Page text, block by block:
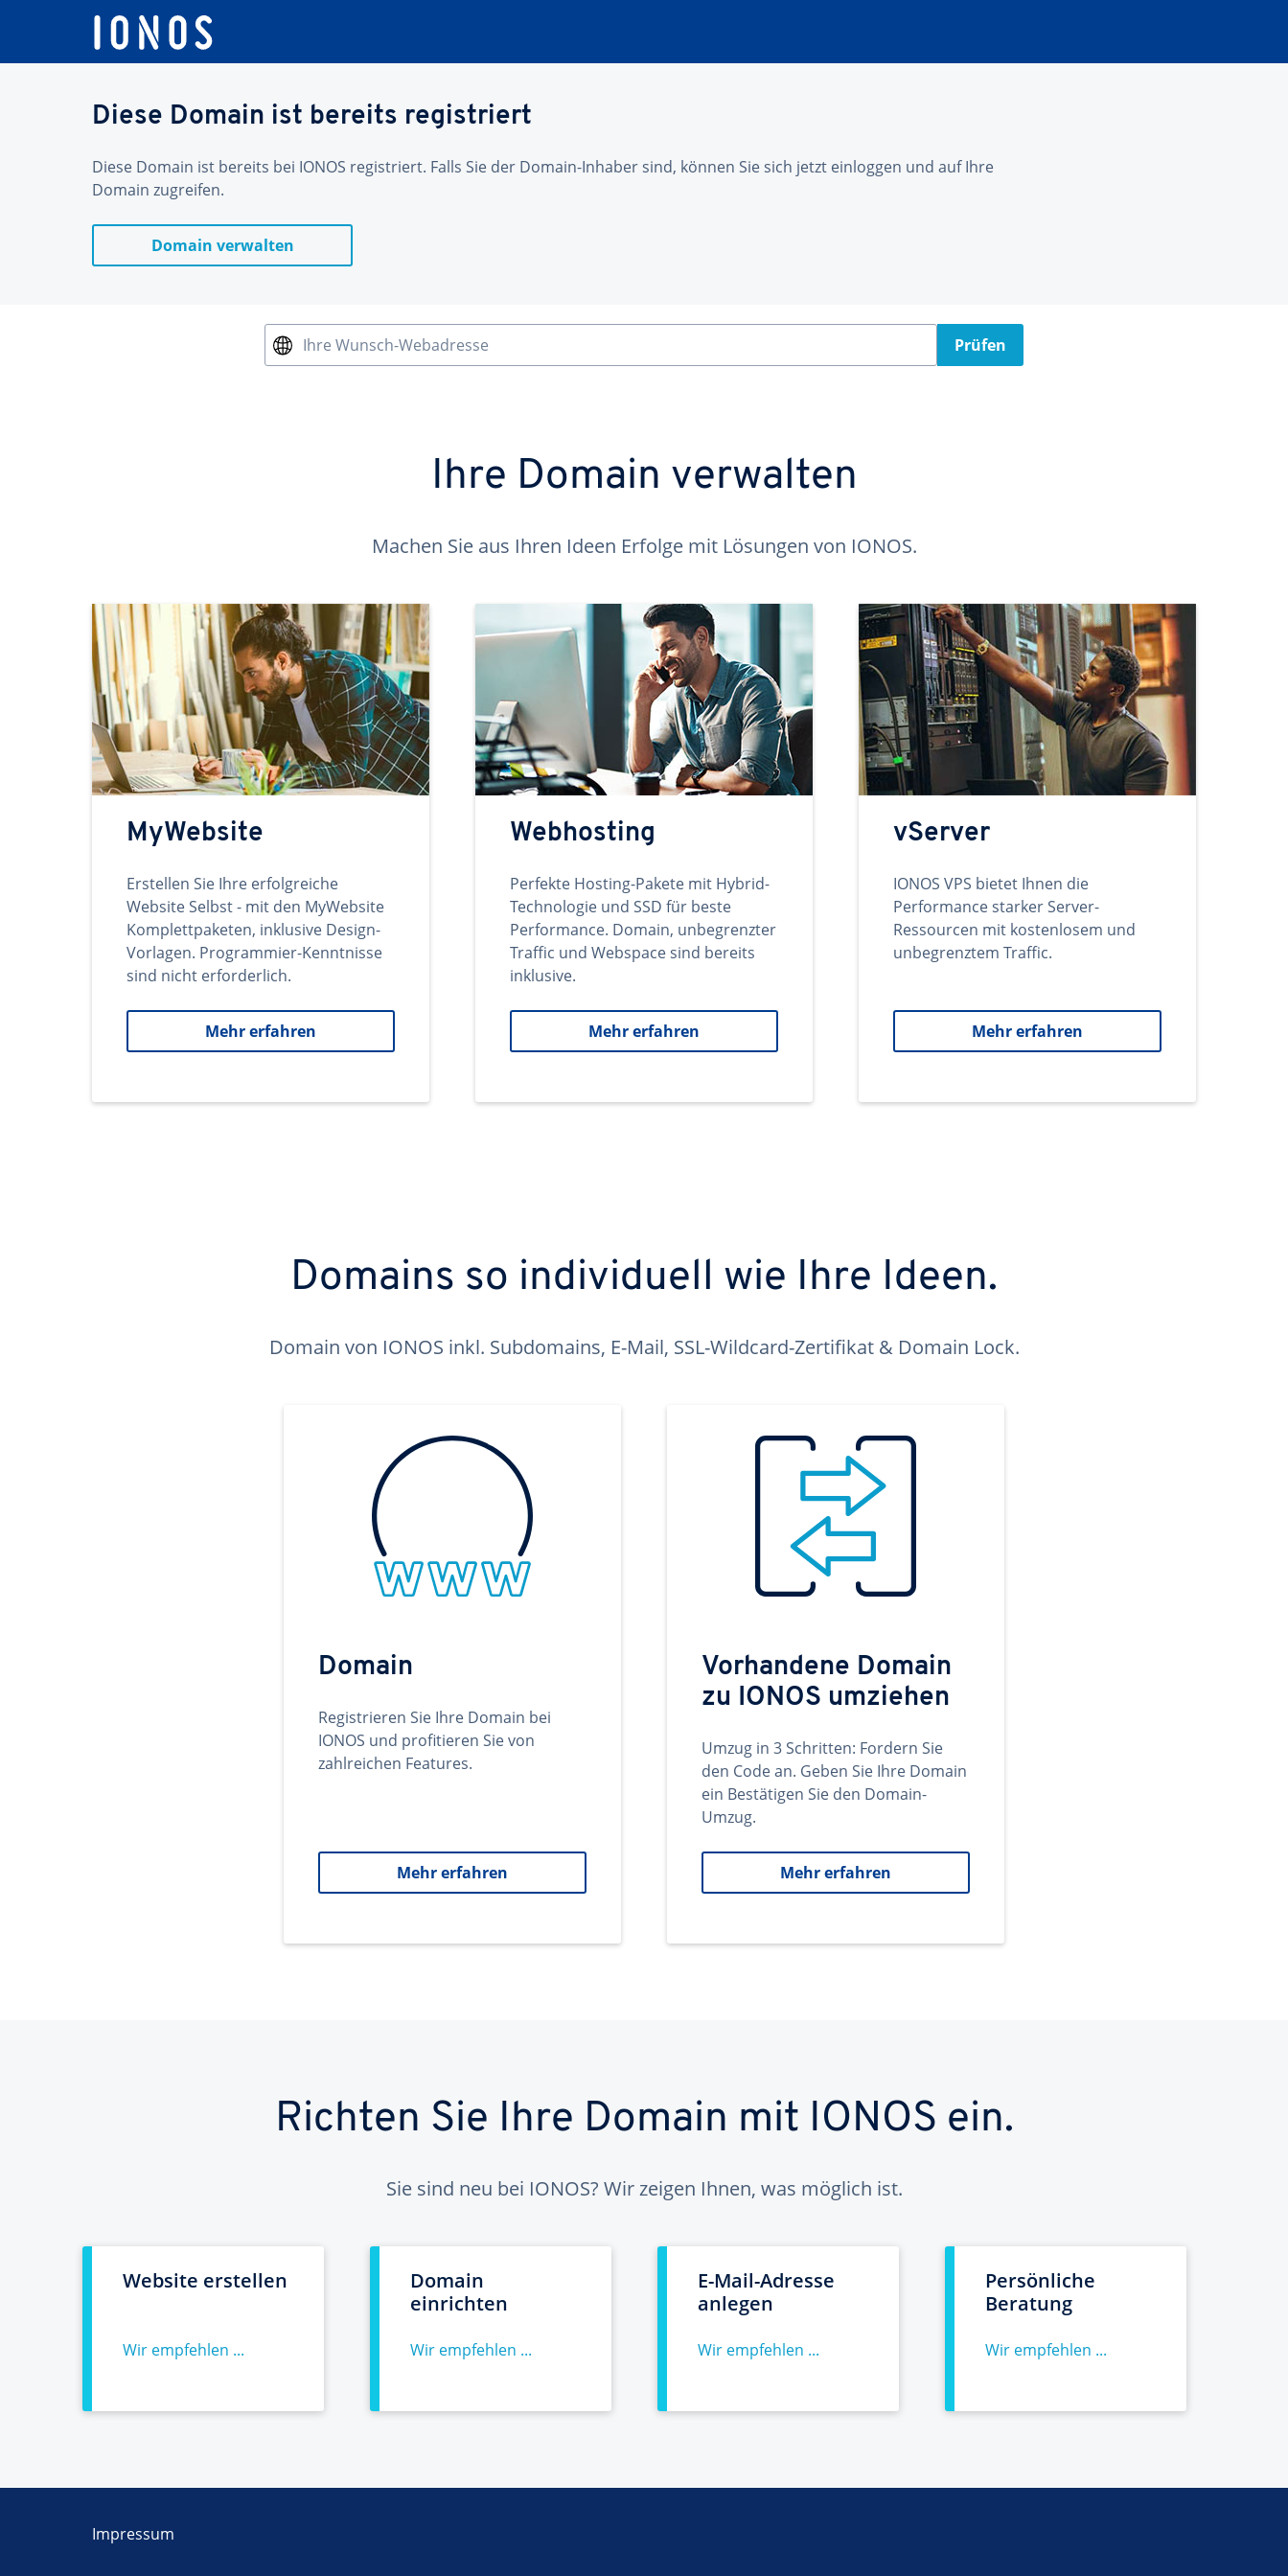
Diese Domain ist bereits registriert
Diese Domain ist bereits bei IONOS registriert. Falls Sie der Domain-Inhaber sind, können Sie sich jetzt einloggen und auf Ihre
Domain zugreifen.
Domain verwalten
Ihre Wunsch-Webadresse Prüfen
Ihre Domain verwalten
Machen Sie aus Ihren Ideen Erfolge mit Lösungen von IONOS.
MyWebsite
Erstellen Sie Ihre erfolgreiche
Website Selbst - mit den MyWebsite
Komplettpaketen, inklusive Design-
Vorlagen. Programmier-Kenntnisse
sind nicht erforderlich.
Mehr erfahren
Webhosting
Perfekte Hosting-Pakete mit Hybrid-
Technologie und SSD für beste
Performance. Domain, unbegrenzter
Traffic und Webspace sind bereits
inklusive.
Mehr erfahren
vServer
IONOS VPS bietet Ihnen die
Performance starker Server-
Ressourcen mit kostenlosem und
unbegrenztem Traffic.
Mehr erfahren
Domains so individuell wie Ihre Ideen.
Domain von IONOS inkl. Subdomains, E-Mail, SSL-Wildcard-Zertifikat & Domain Lock.
Domain
Registrieren Sie Ihre Domain bei
IONOS und profitieren Sie von
zahlreichen Features.
Mehr erfahren
Vorhandene Domain
zu IONOS umziehen
Umzug in 3 Schritten: Fordern Sie
den Code an. Geben Sie Ihre Domain
ein Bestätigen Sie den Domain-
Umzug.
Mehr erfahren
Richten Sie Ihre Domain mit IONOS ein.
Sie sind neu bei IONOS? Wir zeigen Ihnen, was möglich ist.
Website erstellen
Wir empfehlen ...
Domain
einrichten
Wir empfehlen ...
E-Mail-Adresse
anlegen
Wir empfehlen ...
Persönliche
Beratung
Wir empfehlen ...
Impressum